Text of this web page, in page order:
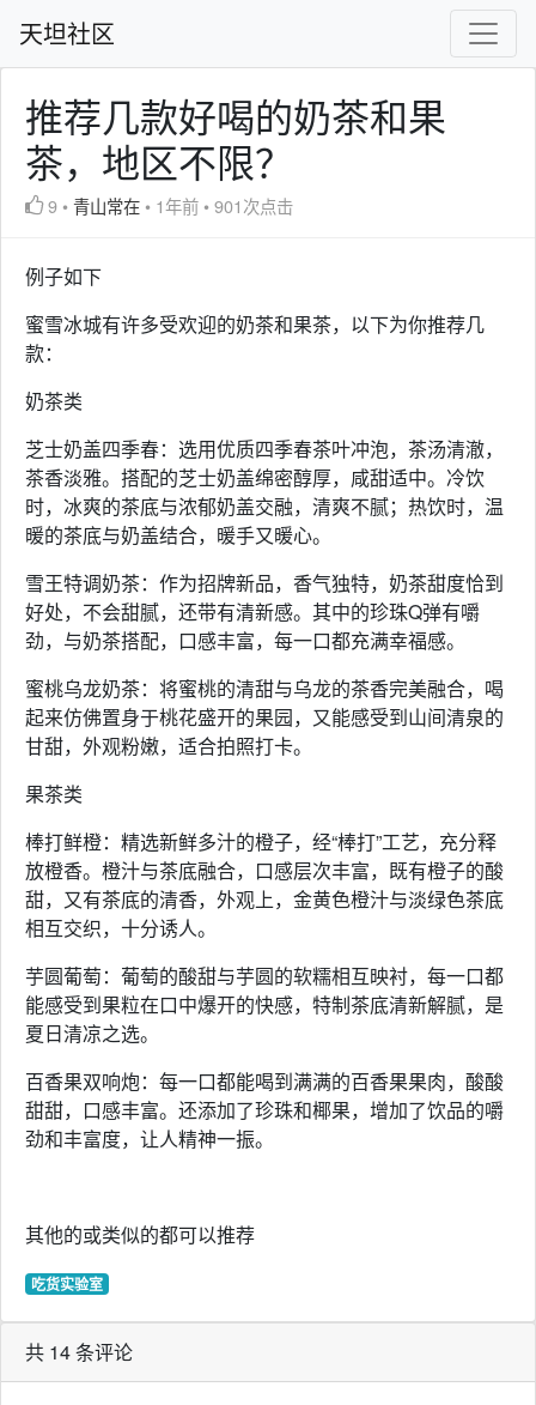
天坦社区
推荐几款好喝的奶茶和果
茶，地区不限？
9 •青山常在 • 1年前 •901次点击
例子如下
蜜雪冰城有许多受欢迎的奶茶和果茶，以下为你推荐几
款：
奶茶类
芝士奶盖四季春：选用优质四季春茶叶冲泡，茶汤清澈，
茶香淡雅。搭配的芝士奶盖绵密醇厚，咸甜适中。冷饮
时，冰爽的茶底与浓郁奶盖交融，清爽不腻；热饮时，温
暖的茶底与奶盖结合，暖手又暖心。
雪王特调奶茶：作为招牌新品，香气独特，奶茶甜度恰到
好处，不会甜腻，还带有清新感。其中的珍珠Q弹有嚼
劲，与奶茶搭配，口感丰富，每一口都充满幸福感。
蜜桃乌龙奶茶：将蜜桃的清甜与乌龙的茶香完美融合，喝
起来仿佛置身于桃花盛开的果园，又能感受到山间清泉的
甘甜，外观粉嫩，适合拍照打卡。
果茶类
棒打鲜橙：精选新鲜多汁的橙子，经“棒打”工艺，充分释
放橙香。橙汁与茶底融合，口感层次丰富，既有橙子的酸
甜，又有茶底的清香，外观上，金黄色橙汁与淡绿色茶底
相互交织，十分诱人。
芋圆葡萄：葡萄的酸甜与芋圆的软糯相互映衬，每一口都
能感受到果粒在口中爆开的快感，特制茶底清新解腻，是
夏日清凉之选。
百香果双响炮：每一口都能喝到满满的百香果果肉，酸酸
甜甜，口感丰富。还添加了珍珠和椰果，增加了饮品的嚼
劲和丰富度，让人精神一振。
其他的或类似的都可以推荐
吃货实验室
共 14 条评论